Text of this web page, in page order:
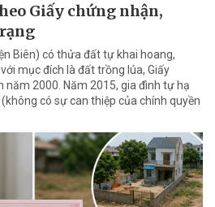
Giấy chứng nhận,
Biên) có thửa đất tự khai hoang,
mục đích là đất trồng lúa, Giấy
năm 2000. Năm 2015, gia đình tự hạ
có sự can thiệp của chính quyền